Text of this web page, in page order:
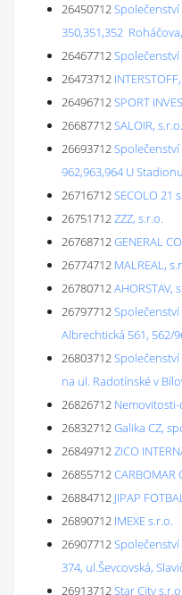
26450712
350,351,352
26467712
26473712
26496712SPORT
26687712SALOIR, s.r.o.
26693712
962,963,964 U
26716712SECOLO 21
26751712ZZZ, s.r.o.
26768712GENERAL
26774712 MALREAL,
26780712AHORSTAV,
26797712
Albrechtická 561, 562/
26803712
na ul. Radotínské v
26826712
26832712Galika CZ,
26849712ZICO
26855712CARBOMAR
26884712 JIPAP
26890712 IMEXE s.r.o.
26907712
374, ul.Ševcovská,
26913712Star City